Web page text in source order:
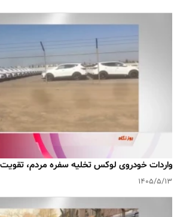
واردات خودروی لوکس تخلیه سفره مردم، تقویت
۱۴۰۵/۵/۱۳